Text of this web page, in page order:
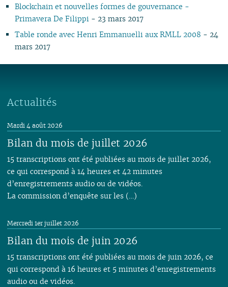
02
01
02
02
Blockchain et nouvelles formes de gouvernance -
Primavera De Filippi- 23 mars 2017
Table ronde avec Henri Emmanuelli aux RMLL 2008 - 24
mars 2017
Actualités
Bilan du mois de juillet 2026
Mardi 4 août 2026
15 transcriptions ont été publiées au mois de juillet 2026,
ce qui correspond à 14 heures et 42 minutes
d’enregistrements audio ou de vidéos.
La commission d’enquête sur les (…)
Bilan du mois de juin 2026
Mercredi 1er juillet 2026
15 transcriptions ont été publiées au mois de juin 2026, ce
qui correspond à 16 heures et 5 minutes d’enregistrements
audio ou de vidéos.